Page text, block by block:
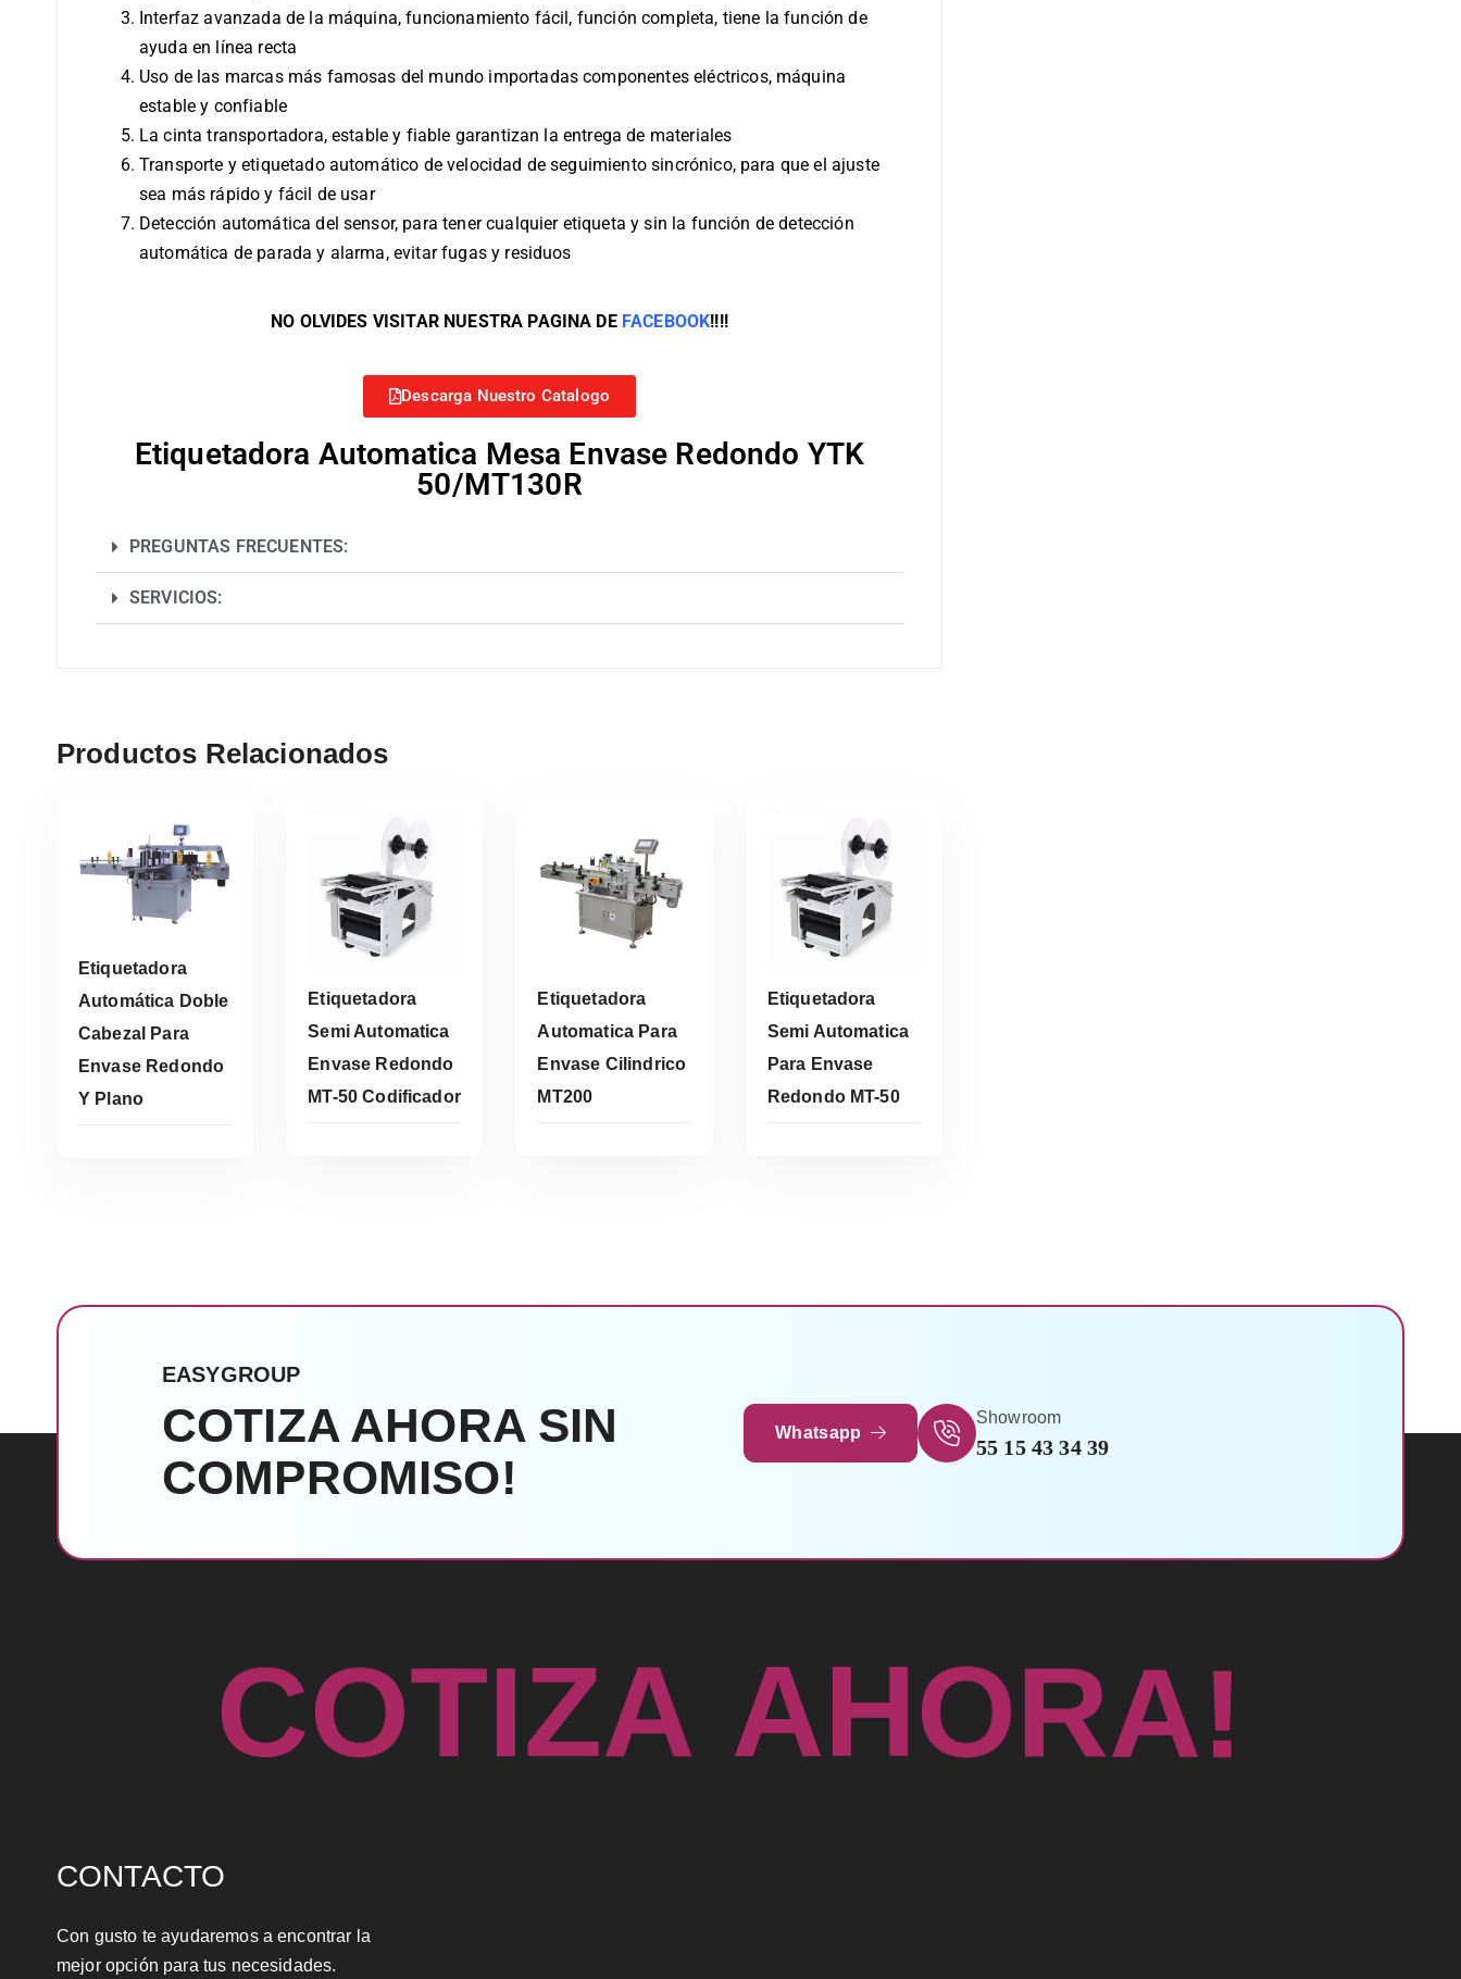
Interfaz avanzada de la máquina, funcionamiento fácil, función completa, tiene la función de
ayuda en línea recta
Uso de las marcas más famosas del mundo importadas componentes eléctricos, máquina
estable y confiable
La cinta transportadora, estable y fiable garantizan la entrega de materiales
Transporte y etiquetado automático de velocidad de seguimiento sincrónico, para que el ajuste
sea más rápido y fácil de usar
Detección automática del sensor, para tener cualquier etiqueta y sin la función de detección
automática de parada y alarma, evitar fugas y residuos
NO OLVIDES VISITAR NUESTRA PAGINA DE FACEBOOK!!!!
Descarga Nuestro Catalogo
Etiquetadora Automatica Mesa Envase Redondo YTK
50/MT130R
PREGUNTAS FRECUENTES:
SERVICIOS:
Productos Relacionados
Leer Más
Etiquetadora
Automática Doble
Cabezal Para
Envase Redondo
Y Plano
Leer Más
Etiquetadora
Semi Automatica
Envase Redondo
MT-50 Codificador
Leer Más
Etiquetadora
Automatica Para
Envase Cilindrico
MT200
Leer Más
Etiquetadora
Semi Automatica
Para Envase
Redondo MT-50
EASYGROUP
COTIZA AHORA SIN
COMPROMISO!
Whatsapp
Showroom
55 15 43 34 39
COTIZA AHORA!
CONTACTO
Con gusto te ayudaremos a encontrar la
mejor opción para tus necesidades.